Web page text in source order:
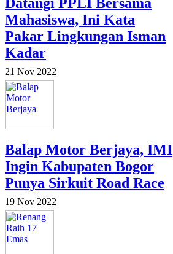
Mahasiswa, Ini Kata
Pakar Lingkungan Isman
Kadar
21 Nov 2022
Balap Motor Berjaya, IMI
Ingin Kabupaten Bogor
Punya Sirkuit Road Race
19 Nov 2022